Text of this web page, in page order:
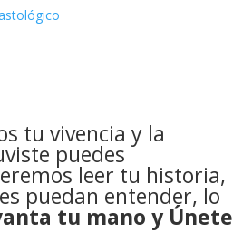
tu vivencia y la
puedes
leer tu historia,
puedan entender, lo
tu mano y Únete